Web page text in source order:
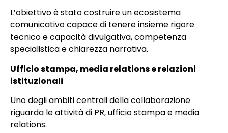
L’obiettivo è stato costruire un ecosistema
comunicativo capace di tenere insieme rigore
tecnico e capacità divulgativa, competenza
specialistica e chiarezza narrativa.
Ufficio stampa, media relations e relazioni
istituzionali
Uno degli ambiti centrali della collaborazione
riguarda le attività di PR, ufficio stampa e media
relations.